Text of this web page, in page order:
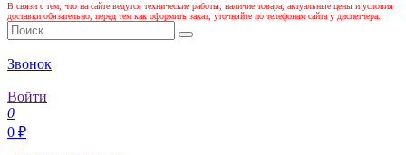
В связи с тем, что на сайте ведутся технические работы, наличие товара, актуальные цены и условия
доставки обязательно, перед тем как оформить заказ, уточняйте по телефонам сайта у диспетчера.
Звонок
Войти
0
0 ₽